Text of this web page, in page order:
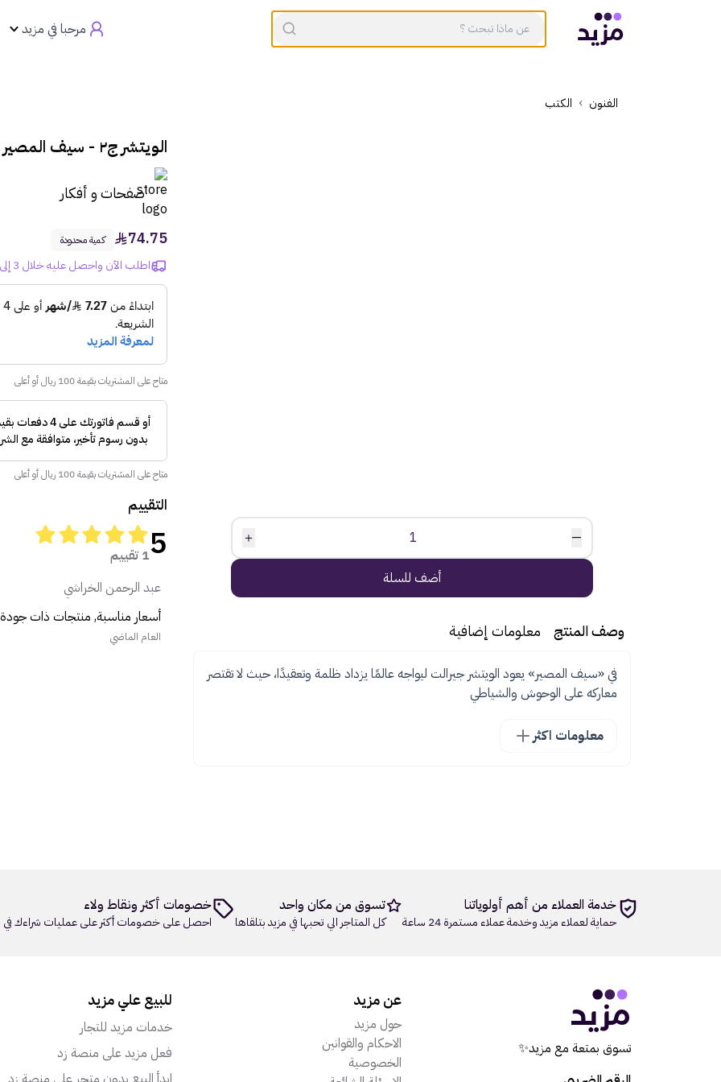
مرحبا في مزيد
الفنون الكتب
أضف للسلة
—
1
＋
وصف المنتج معلومات إضافية
في «سيف المصير» يعود الويتشر جيرالت ليواجه عالمًا يزداد ظلمة وتعقيدًا، حيث لا تقتصر
معاركه على الوحوش والشياطي
معلومات اكثر
الويتشر ج٢ - سيف المصير
صفحات و أفكار
74.75 كمية محدودة
اطلب الآن واحصل عليه خلال 3 إلى 6 أيام!
متاح على المشتريات بقيمة 100 ريال أو أعلى
متاح على المشتريات بقيمة 100 ريال أو أعلى
التقييم
51 تقييم
عبد الرحمن الخراشي
أسعار مناسبة, منتجات ذات جودة
العام الماضي
خدمة العملاء من أهم أولوياتنا
حماية لعملاء مزيد وخدمة عملاء مستمرة 24 ساعة
تسوق من مكان واحد
كل المتاجر الي تحبها في مزيد بتلقاها
خصومات أكثر ونقاط ولاء
احصل على خصومات أكثر على عمليات شراءك في
تسوق بمتعة مع مزيد✨
عن مزيد
حول مزيد
الاحكام والقوانين
الخصوصية
للبيع علي مزيد
خدمات مزيد للتجار
فعل مزيد على منصة زد